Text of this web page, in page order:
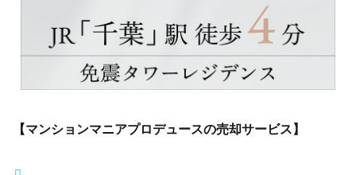
【マンションマニアプロデュースの売却サービス】